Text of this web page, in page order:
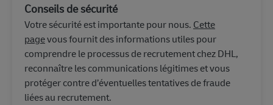
Conseils de sécurité
Votre sécurité est importante pour nous. Cette
pagevous fournit des informations utiles pour
comprendre le processus de recrutement chez DHL,
reconnaître les communications légitimes et vous
protéger contre d’éventuelles tentatives de fraude
liées au recrutement.